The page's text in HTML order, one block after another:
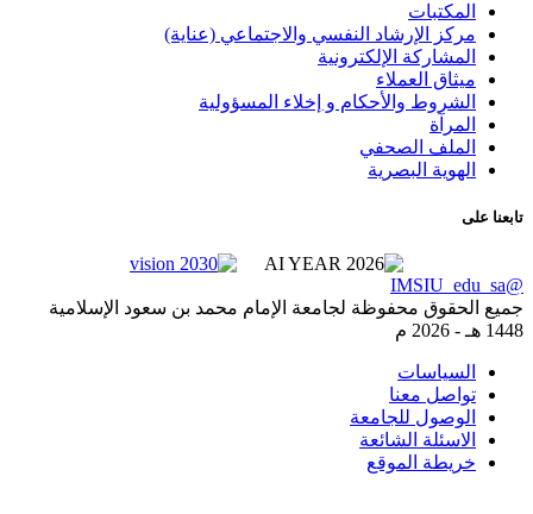
المكتبات
مركز الإرشاد النفسي والاجتماعي (عناية)
المشاركة الإلكترونية
ميثاق العملاء
الشروط والأحكام و إخلاء المسؤولية
المرآة
الملف الصحفي
الهوية البصرية
محفوظة لجامعة الإمام محمد بن سعود الإسلامية
2026 م
السياسات
تواصل معنا
الوصول للجامعة
الاسئلة الشائعة
خريطة الموقع